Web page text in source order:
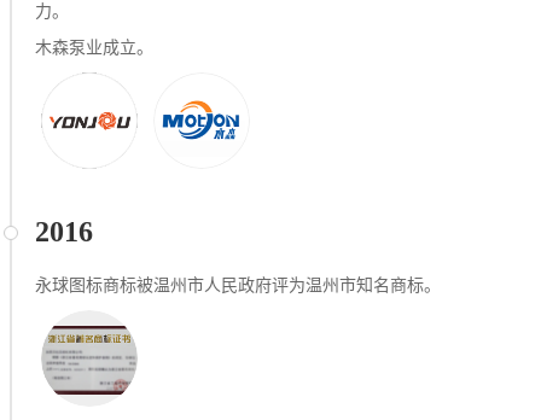
力。
木森泵业成立。
2016
永球图标商标被温州市人民政府评为温州市知名商标。